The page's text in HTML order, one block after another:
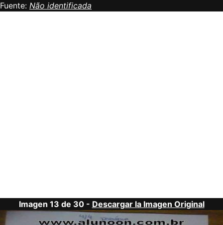
Fuente: Não identificada
Imagen 13 de 30 - Descargar la Imagen Original